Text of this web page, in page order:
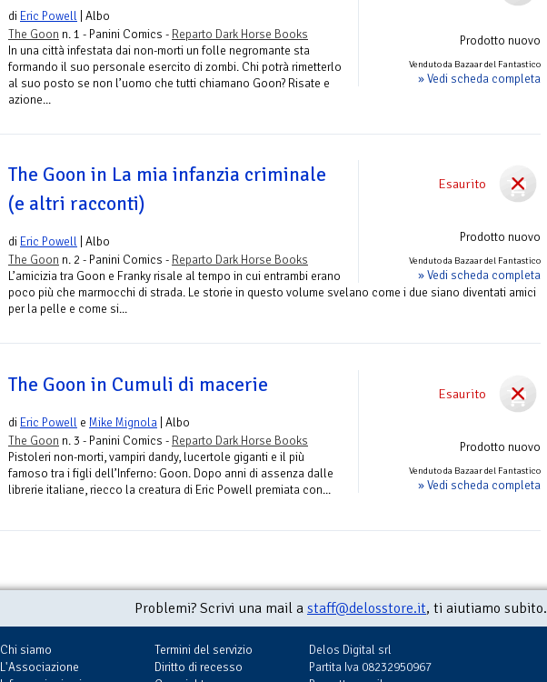
Prodotto nuovo
Venduto da Bazaar del Fantastico
» Vedi scheda completa
di Eric Powell | Albo
The Goon n. 1 - Panini Comics - Reparto Dark Horse Books
In una città infestata dai non-morti un folle negromante sta
formando il suo personale esercito di zombi. Chi potrà rimetterlo
al suo posto se non l’uomo che tutti chiamano Goon? Risate e
azione...
Esaurito
Prodotto nuovo
Venduto da Bazaar del Fantastico
» Vedi scheda completa
The Goon in La mia infanzia criminale
(e altri racconti)
di Eric Powell | Albo
The Goon n. 2 - Panini Comics - Reparto Dark Horse Books
L’amicizia tra Goon e Franky risale al tempo in cui entrambi erano
poco più che marmocchi di strada. Le storie in questo volume svelano come i due siano diventati amici
per la pelle e come si...
Esaurito
Prodotto nuovo
Venduto da Bazaar del Fantastico
» Vedi scheda completa
The Goon in Cumuli di macerie
di Eric Powell e Mike Mignola | Albo
The Goon n. 3 - Panini Comics - Reparto Dark Horse Books
Pistoleri non-morti, vampiri dandy, lucertole giganti e il più
famoso tra i figli dell’Inferno: Goon. Dopo anni di assenza dalle
librerie italiane, riecco la creatura di Eric Powell premiata con...
Problemi? Scrivi una mail a staff@delosstore.it, ti aiutiamo subito.
Chi siamo
L'Associazione
Termini del servizio
Diritto di recesso
Delos Digital srl
Partita Iva 08232950967